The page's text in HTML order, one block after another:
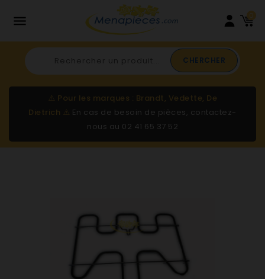
 0
CHERCHER
⚠️ Pour les marques : Brandt, Vedette, De
Dietrich ⚠️ En cas de besoin de pièces, contactez-
nous au 02 41 65 37 52